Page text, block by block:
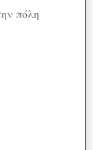
πόλη